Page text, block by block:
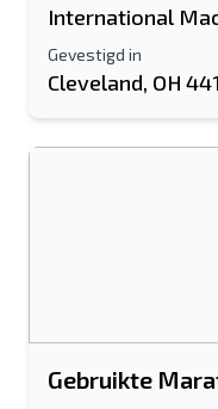
International
Gevestigd in
Cleveland, OH
Gebruikte